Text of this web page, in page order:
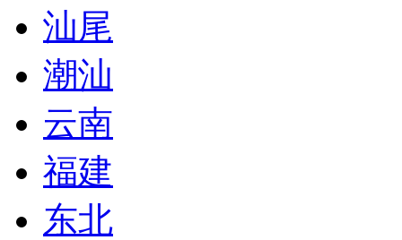
汕尾
潮汕
云南
福建
东北